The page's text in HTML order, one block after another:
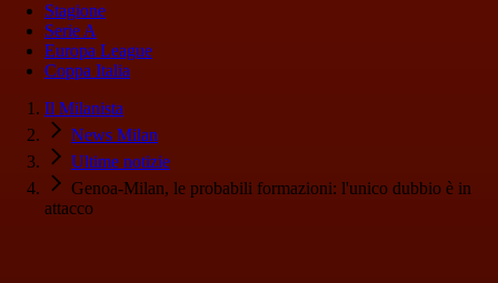
Stagione
Serie A
Europa League
Coppa Italia
Il Milanista
News Milan
Ultime notizie
Genoa-Milan, le probabili formazioni: l'unico dubbio è in
attacco